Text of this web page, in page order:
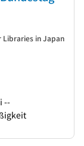
Libraries in Japan
--